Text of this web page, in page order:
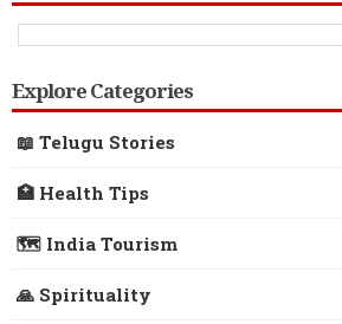
Explore Categories
📖 Telugu Stories
🏥 Health Tips
🗺️ India Tourism
🙏 Spirituality